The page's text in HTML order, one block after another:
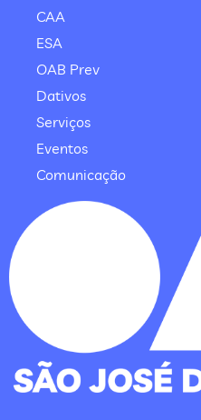
CAA
ESA
OAB Prev
Dativos
Serviços
Eventos
Comunicação